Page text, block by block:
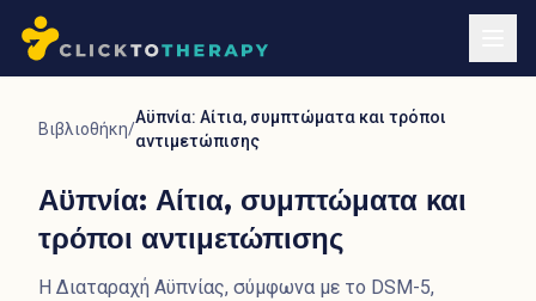
Βιβλιοθήκη/
Αϋπνία: Αίτια, συμπτώματα και τρόποι
αντιμετώπισης
Αϋπνία: Αίτια, συμπτώματα και
τρόποι αντιμετώπισης
Η Διαταραχή Αϋπνίας, σύμφωνα με το DSM-5,